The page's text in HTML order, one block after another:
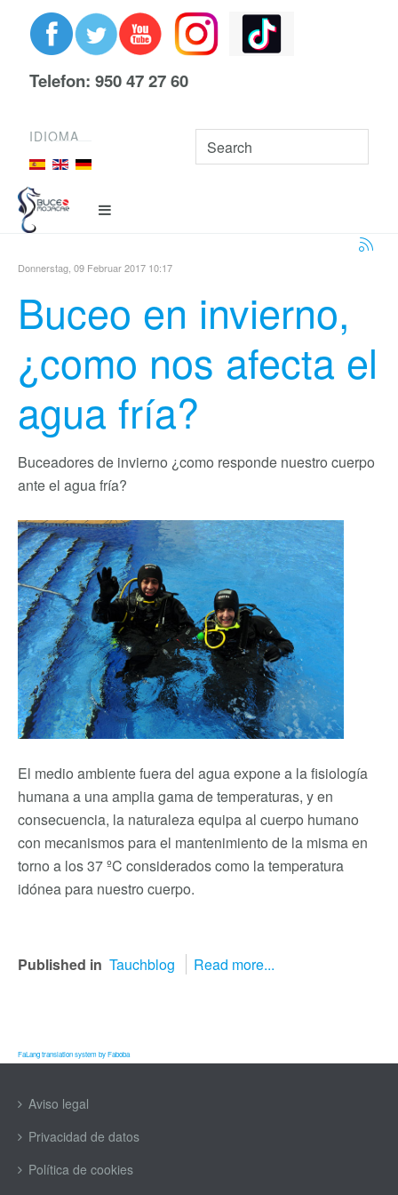
Telefon: 950 47 27 60
IDIOMA
Donnerstag, 09 Februar 2017 10:17
Buceo en invierno,
¿como nos afecta el
agua fría?
Buceadores de invierno ¿como responde nuestro cuerpo
ante el agua fría?
El medio ambiente fuera del agua expone a la fisiología
humana a una amplia gama de temperaturas, y en
consecuencia, la naturaleza equipa al cuerpo humano
con mecanismos para el mantenimiento de la misma en
torno a los 37 ºC considerados como la temperatura
idónea para nuestro cuerpo.
Published in Tauchblog Read more...
FaLang translation system by Faboba
Aviso legal
Privacidad de datos
Política de cookies